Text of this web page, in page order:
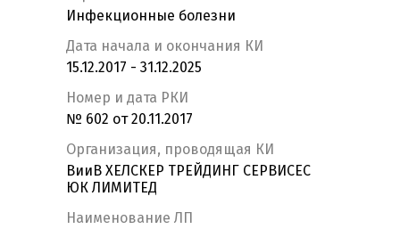
Инфекционные болезни
Дата начала и окончания КИ
15.12.2017 - 31.12.2025
Номер и дата РКИ
№ 602 от 20.11.2017
Организация, проводящая КИ
ВииВ ХЕЛСКЕР ТРЕЙДИНГ СЕРВИСЕС
ЮК ЛИМИТЕД
Наименование ЛП